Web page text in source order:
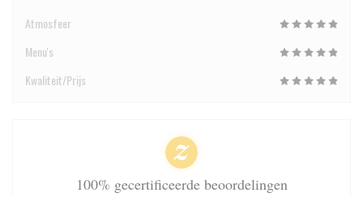
Atmosfeer
Menu's
Kwaliteit/Prijs
100% gecertificeerde beoordelingen